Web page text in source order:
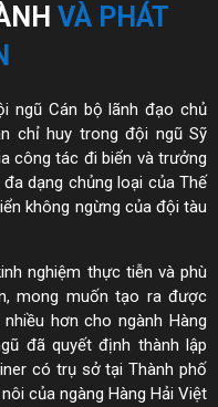
VÀ PHÁT
ngũ Cán bộ lãnh đạo chủ
chỉ huy trong đội ngũ Sỹ
công tác đi biển và trưởng
dạng chủng loại của Thế
không ngừng của đội tàu
nghiệm thực tiễn và phù
mong muốn tạo ra được
hơn cho ngành Hàng
đã quyết định thành lập
có trụ sở tại Thành phố
của ngàng Hàng Hải Việt